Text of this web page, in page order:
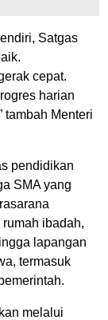
Satgas
cepat.
harian
tambah Menteri
pendidikan
SMA yang
ibadah,
lapangan
termasuk
melalui